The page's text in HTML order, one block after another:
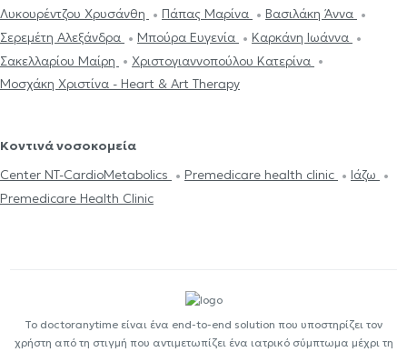
Λυκουρέντζου Χρυσάνθη
Πάπας Μαρίνα
Βασιλάκη Άννα
Σερεμέτη Αλεξάνδρα
Μπούρα Ευγενία
Καρκάνη Ιωάννα
Σακελλαρίου Μαίρη
Χριστογιαννοπούλου Κατερίνα
Μοσχάκη Χριστίνα - Heart & Art Therapy
Κοντινά νοσοκομεία
Center NT-CardioMetabolics
Premedicare health clinic
Ιάζω
Premedicare Health Clinic
Το doctoranytime είναι ένα end-to-end solution που υποστηρίζει τον
χρήστη από τη στιγμή που αντιμετωπίζει ένα ιατρικό σύμπτωμα μέχρι τη